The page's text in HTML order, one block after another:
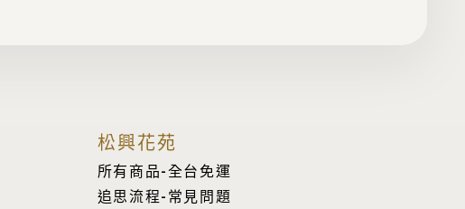
松興花苑
所有商品-全台免運
追思流程-常見問題